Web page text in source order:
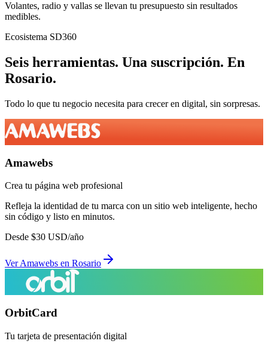
Volantes, radio y vallas se llevan tu presupuesto sin resultados
medibles.
Ecosistema SD360
Seis herramientas. Una suscripción. En
Rosario.
Todo lo que tu negocio necesita para crecer en digital, sin sorpresas.
Amawebs
Crea tu página web profesional
Refleja la identidad de tu marca con un sitio web inteligente, hecho
sin código y listo en minutos.
Desde $30 USD/año
VerAmawebs en Rosario
OrbitCard
Tu tarjeta de presentación digital